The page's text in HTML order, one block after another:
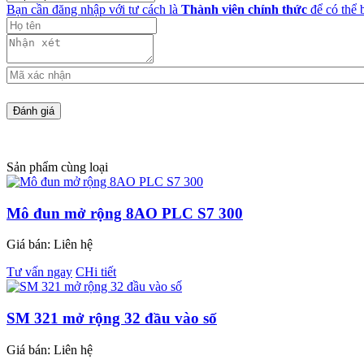
Bạn cần đăng nhập với tư cách là Thành viên chính thức để có thể
Sản phẩm cùng loại
Mô đun mở rộng 8AO PLC S7 300
Giá bán: Liên hệ
Tư vấn ngay CHi tiết
SM 321 mở rộng 32 đầu vào số
Giá bán: Liên hệ